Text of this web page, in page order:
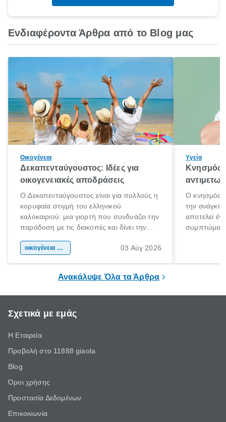
Ενδιαφέροντα Άρθρα από το Blog μας
Οικογένεια
Δεκαπενταύγουστος: Ιδέες για
οικογενειακές αποδράσεις
Ο Δεκαπενταύγουστος είναι για πολλούς η
κορυφαία στιγμή του ελληνικού
καλοκαιριού: μια γιορτή που συνδυάζει την
παράδοση με τις διακοπές και δίνει την
χώρας. Είτε πρόκειται για λίγες μέρες
οικογένεια & παιδί 03 Αύγ 2026
Υγεία
Κνησμός:
Ο κνησμός
την ανάγκη
αποτελεί
Ανακάλυψε Όλα τα Άρθρα
Σχετικά με εμάς
Η Εταιρεία
Προβολή στο 11888 giaola
Blog
Όροι χρήσης
Προστασία Δεδομένων
Επικοινωνία